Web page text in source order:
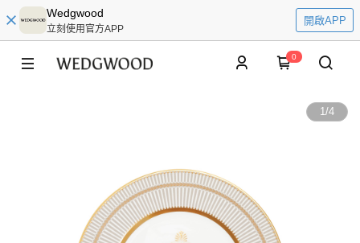
Wedgwood
立刻使用官方APP
開啟APP
0
1/4